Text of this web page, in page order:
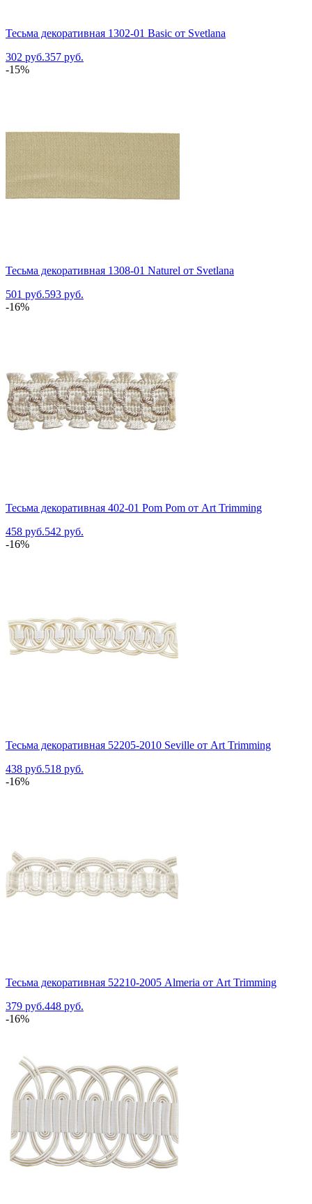
Тесьма декоративная 1302-01 Basic от Svetlana
302 руб.357 руб.
-15%
Тесьма декоративная 1308-01 Naturel от Svetlana
501 руб.593 руб.
-16%
Тесьма декоративная 402-01 Pom Pom от Art Trimming
458 руб.542 руб.
-16%
Тесьма декоративная 52205-2010 Seville от Art Trimming
438 руб.518 руб.
-16%
Тесьма декоративная 52210-2005 Almeria от Art Trimming
379 руб.448 руб.
-16%